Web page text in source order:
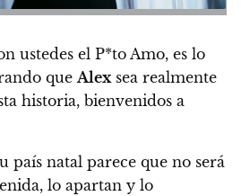
ustedes el P*to Amo, es lo
queAlexsea realmente
historia, bienvenidos a
país natal parece que no será
lo apartan y lo